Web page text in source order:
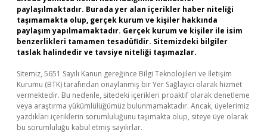
paylaşılmaktadır. Burada yer alan içerikler haber niteliği
taşımamakta olup, gerçek kurum ve kişiler hakkında
paylaşım yapılmamaktadır. Gerçek kurum ve kişiler ile isim
benzerlikleri tamamen tesadüfidir. Sitemizdeki bilgiler
taslak halindedir ve tavsiye niteliği taşımazlar.
Sitemiz, 5651 Sayılı Kanun gereğince Bilgi Teknolojileri ve İletişim
Kurumu (BTK) tarafından onaylanmış bir Yer Sağlayıcı olarak hizmet
vermektedir. Bu nedenle, sitedeki içerikleri proaktif olarak denetleme
veya araştırma yükümlülüğümüz bulunmamaktadır. Ancak, üyelerimiz
yazdıkları içeriklerin sorumluluğunu taşımakta olup, siteye üye olarak
bu sorumluluğu kabul etmiş sayılırlar.